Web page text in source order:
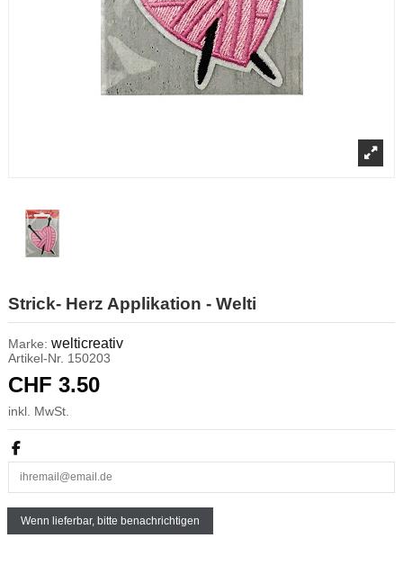
Strick- Herz Applikation - Welti
Marke: welticreativ
Artikel-Nr. 150203
CHF 3.50
inkl. MwSt.